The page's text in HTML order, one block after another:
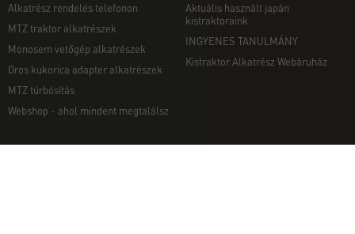
Alkatrész rendelés telefonon
MTZ traktor alkatrészek
Monosem vetőgép alkatrészek
Oros kukorica adapter alkatrészek
MTZ túrbósítás
Webshop - ahol mindent megtalálsz
Aktuális használt japán
kistraktoraink
INGYENES TANULMÁNY
Kistraktor Alkatrész Webáruház